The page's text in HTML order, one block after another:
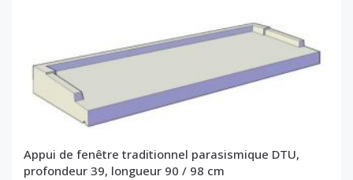
Appui de fenêtre traditionnel parasismique DTU,
profondeur 39, longueur 90 / 98 cm